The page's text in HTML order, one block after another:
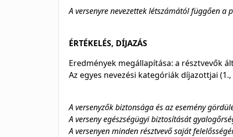
A versenyre nevezettek létszámától függően a
ÉRTÉKELÉS, DÍJAZÁS
Eredmények megállapítása: a résztvevők
Az egyes nevezési kategóriák díjazottjai
A versenyzők biztonsága és az esemény
A verseny egészségügyi biztosítását
A versenyen minden résztvevő saját